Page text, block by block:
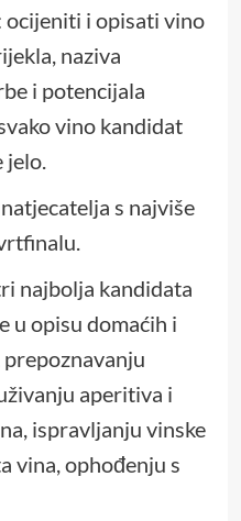
ocijeniti i opisati vino
naziva
i potencijala
vino kandidat
jelo.
s najviše
najbolja kandidata
u opisu domaćih i
prepoznavanju
aperitiva i
ispravljanju vinske
vina, ophođenju s